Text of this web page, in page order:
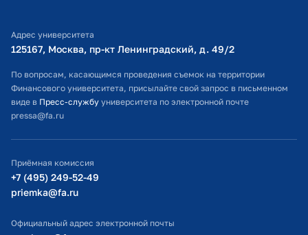
Оплата обучения
Расписание занятий
Студенческий офис
Официальный адрес электронной почты
Министерство просвещения РФ
Министерство науки и высшего образования РФ
Адрес университета
125167, Москва, пр-кт Ленинградский, д. 49/2​
По вопросам, касающимся проведения съемок на территории
Финансового университета, присылайте свой запрос в письменном
виде в Пресс-службу университета по электронной почте
pressa@fa.ru
Приёмная комиссия
+7 (495) 249-52-49
priemka@fa.ru
Официальный адрес электронной почты